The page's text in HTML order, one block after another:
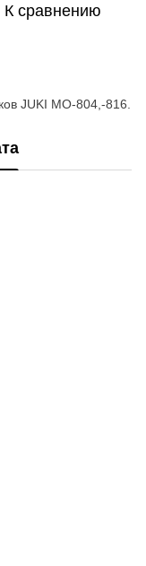
К сравнению
JUKI MO-804,-816.